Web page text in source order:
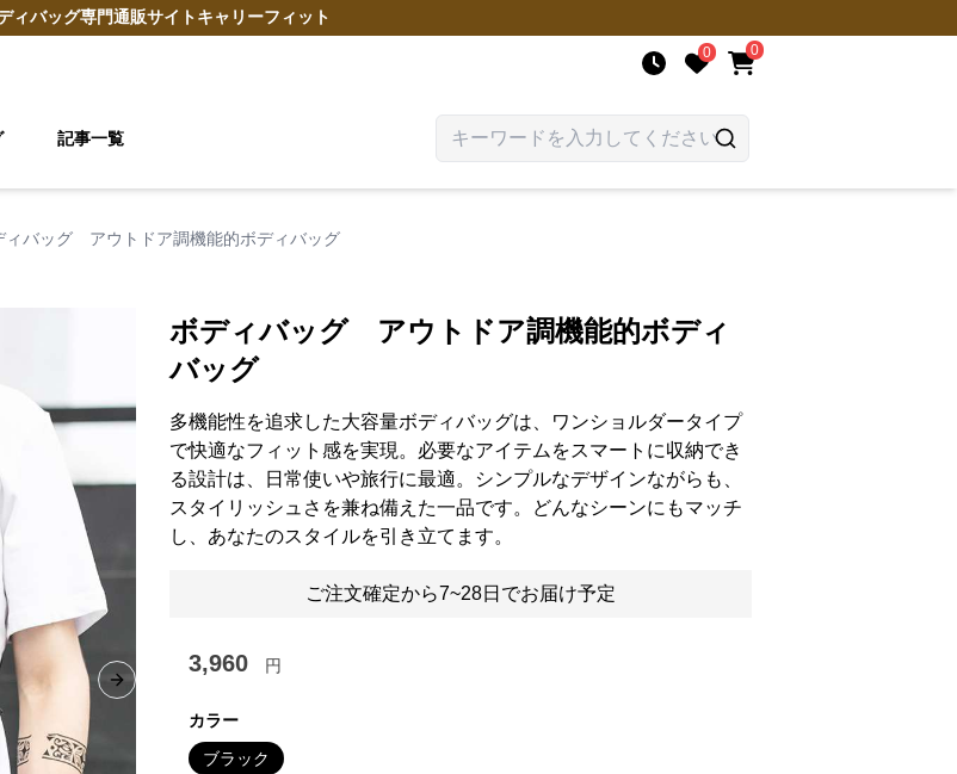
ィバッグ専門通販サイトキャリーフィット
0 0
記事一覧
ィバッグ アウトドア調機能的ボディバッグ
Next slide
ボディバッグ アウトドア調機能的ボディ
バッグ
多機能性を追求した大容量ボディバッグは、ワンショルダータイプ
で快適なフィット感を実現。必要なアイテムをスマートに収納でき
る設計は、日常使いや旅行に最適。シンプルなデザインながらも、
スタイリッシュさを兼ね備えた一品です。どんなシーンにもマッチ
し、あなたのスタイルを引き立てます。
ご注文確定から7~28日でお届け予定
3,960 円
カラー
ブラック